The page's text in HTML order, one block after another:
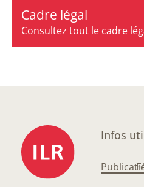
Cadre légal
Consultez tout le cadre
Infos